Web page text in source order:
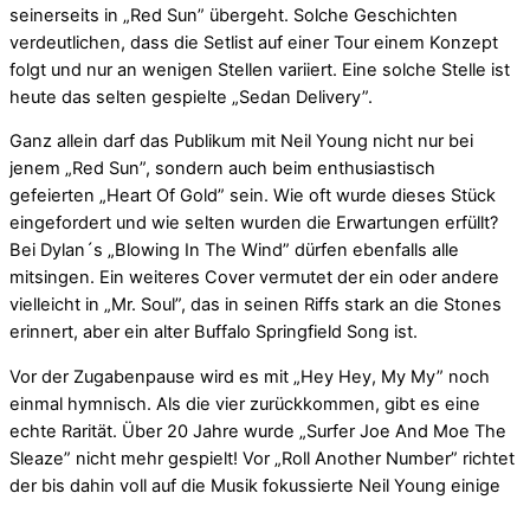
seinerseits in „Red Sun” übergeht. Solche Geschichten
verdeutlichen, dass die Setlist auf einer Tour einem Konzept
folgt und nur an wenigen Stellen variiert. Eine solche Stelle ist
heute das selten gespielte „Sedan Delivery”.
Ganz allein darf das Publikum mit Neil Young nicht nur bei
jenem „Red Sun”, sondern auch beim enthusiastisch
gefeierten „Heart Of Gold” sein. Wie oft wurde dieses Stück
eingefordert und wie selten wurden die Erwartungen erfüllt?
Bei Dylan´s „Blowing In The Wind” dürfen ebenfalls alle
mitsingen. Ein weiteres Cover vermutet der ein oder andere
vielleicht in „Mr. Soul”, das in seinen Riffs stark an die Stones
erinnert, aber ein alter Buffalo Springfield Song ist.
Vor der Zugabenpause wird es mit „Hey Hey, My My” noch
einmal hymnisch. Als die vier zurückkommen, gibt es eine
echte Rarität. Über 20 Jahre wurde „Surfer Joe And Moe The
Sleaze” nicht mehr gespielt! Vor „Roll Another Number” richtet
der bis dahin voll auf die Musik fokussierte Neil Young einige